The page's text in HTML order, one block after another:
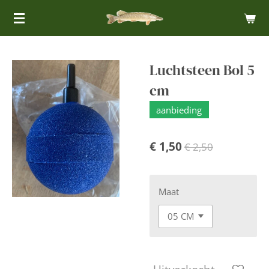
Ga
de
hoofdinhoud
Luchtsteen Bol 5
cm
aanbieding
€ 1,50€ 2,50
Maat